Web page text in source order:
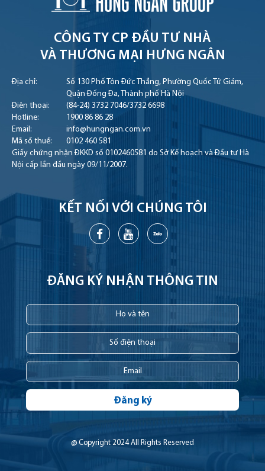
CÔNG TY CP ĐẦU TƯ NHÀ
VÀ THƯƠNG MẠI HƯNG NGÂN
Địa chỉ:
Số 130 Phố Tôn Đức Thắng, Phường Quốc Tử Giám,
Quận Đống Đa, Thành phố Hà Nội
Điện thoại:
(84-24) 3732 7046/3732 6698
Hotline:
1900 86 86 28
Email:
info@hungngan.com.vn
Mã số thuế:
0102 460 581
Giấy chứng nhận ĐKKD số 0102460581 do Sở Kế hoạch và Đầu tư Hà
Nội cấp lần đầu ngày 09/11/2007.
KẾT NỐI VỚI CHÚNG TÔI
ĐĂNG KÝ NHẬN THÔNG TIN
Đăng ký
@ Copyright 2024 All Rights Reserved